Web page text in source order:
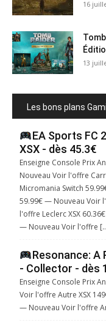
16
13
Les bons plans
EA Sports FC
XSX - dès 45.3€
Enseigne Console Prix
Nouveau Voir l'offre
Micromania Switch
59.99€ — Nouveau Voir
l'offre Leclerc XSX
— Nouveau Voir l'offre
Resonance: A
- Collector - dès
Enseigne Console Prix
Voir l'offre Autre XSX
— Nouveau Voir l'offre